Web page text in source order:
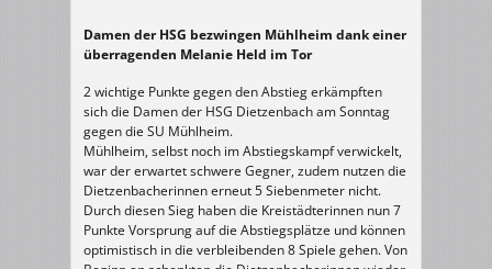
Damen der HSG bezwingen Mühlheim dank einer
überragenden Melanie Held im Tor
2 wichtige Punkte gegen den Abstieg erkämpften
sich die Damen der HSG Dietzenbach am Sonntag
gegen die SU Mühlheim.
Mühlheim, selbst noch im Abstiegskampf verwickelt,
war der erwartet schwere Gegner, zudem nutzen die
Dietzenbacherinnen erneut 5 Siebenmeter nicht.
Durch diesen Sieg haben die Kreistädterinnen nun 7
Punkte Vorsprung auf die Abstiegsplätze und können
optimistisch in die verbleibenden 8 Spiele gehen. Von